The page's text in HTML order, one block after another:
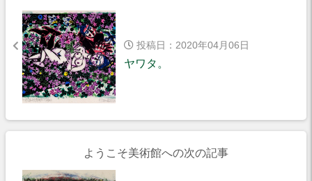
投稿日：2020年04月06日
ヤワタ。
ようこそ美術館への次の記事